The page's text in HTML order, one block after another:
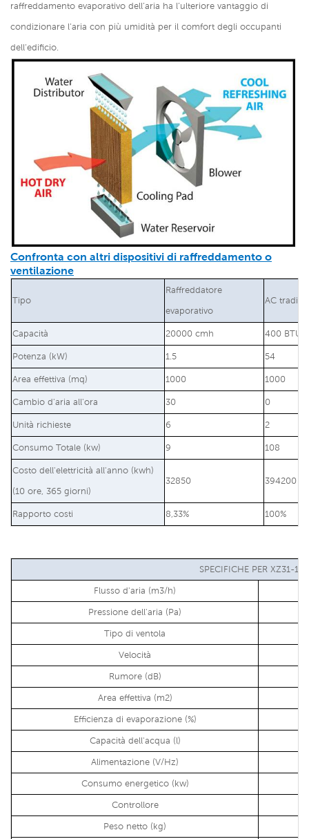
raffreddamento evaporativo dell’aria ha l’ulteriore vantaggio di
condizionare l’aria con più umidità per il comfort degli occupanti
dell’edificio.
Confronta con altri dispositivi di raffreddamento o
ventilazione
Tipo
Raffreddatore
evaporativo
AC
Capacità 20000 cmh 400 BTU/
Potenza (kW) 1.5 54
Area effettiva (mq) 1000 1000
Cambio d'aria all'ora 30 0
Unità richieste 6 2
Consumo Totale (kw) 9 108
Costo dell'elettricità all'anno (kwh)
(10 ore, 365 giorni)
32850 394200
Rapporto costi 8,33% 100%
SPECIFICHE PER XZ31-
Flusso d'aria (m3/h)
Pressione dell'aria (Pa)
Tipo di ventola
Velocità
Rumore (dB)
Area effettiva (m2)
Efficienza di evaporazione (%)
Capacità dell'acqua (l)
Alimentazione (V/Hz)
Consumo energetico (kw)
Controllore
Peso netto (kg)